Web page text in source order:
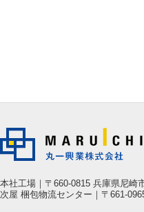
本社工場｜〒660-0815 兵庫県尼崎
次屋 梱包物流センター｜〒661-